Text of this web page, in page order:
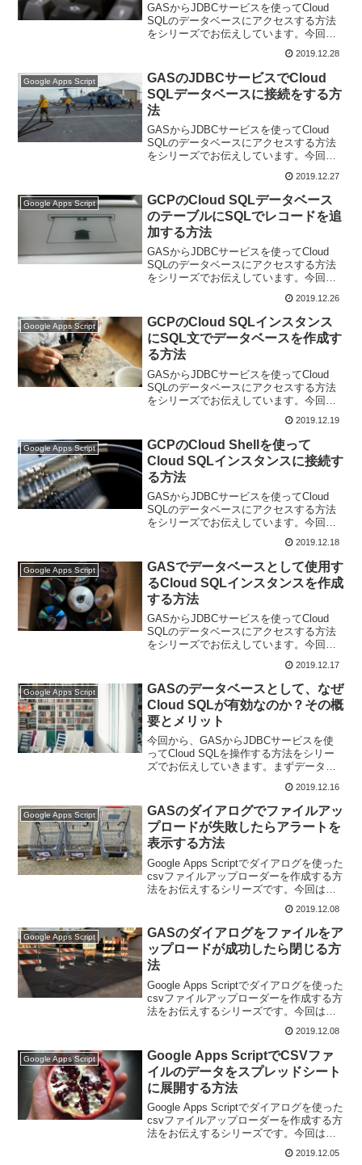
GASからJDBCサービスを使ってCloud
SQLのデータベースにアクセスする方法
をシリーズでお伝えしています。今回
ータベースにクエリを実行する方法で
す。
2019.12.28
Google Apps Script
GASのJDBCサービスでCloud
SQLデータベースに接続をする方
法
GASからJDBCサービスを使ってCloud
SQLのデータベースにアクセスする方法
をシリーズでお伝えしています。今回
に接続をして、その接続を確認していき
ます。
2019.12.27
Google Apps Script
GCPのCloud SQLデータベース
のテーブルにSQLでレコードを追
加する方法
GASからJDBCサービスを使ってCloud
SQLのデータベースにアクセスする方法
をシリーズでお伝えしています。今回
ーブルにSQLでレコードを追加する方法
です。
2019.12.26
Google Apps Script
GCPのCloud SQLインスタンス
にSQL文でデータベースを作成す
る方法
GASからJDBCサービスを使ってCloud
SQLのデータベースにアクセスする方法
をシリーズでお伝えしています。今回は
でデータベースを作成する方法です。
2019.12.19
Google Apps Script
GCPのCloud Shellを使って
Cloud SQLインスタンスに接続す
る方法
GASからJDBCサービスを使ってCloud
SQLのデータベースにアクセスする方法
をシリーズでお伝えしています。今回
SQLインスタンスに接続する方法で
す。。
2019.12.18
Google Apps Script
GASでデータベースとして使用す
るCloud SQLインスタンスを作成
する方法
GASからJDBCサービスを使ってCloud
SQLのデータベースにアクセスする方法
をシリーズでお伝えしています。今回
Cloud SQLインスタンスを作成する方法
です。
2019.12.17
Google Apps Script
GASのデータベースとして、なぜ
Cloud SQLが有効なのか？その概
要とメリット
今回から、GASからJDBCサービスを使
ってCloud SQLを操作する方法をシリー
ズでお伝えしていきます。まずデータベ
か？その概要とメリットについてお伝え
します。
2019.12.16
Google Apps Script
GASのダイアログでファイルアッ
プロードが失敗したらアラートを
表示する方法
Google Apps Scriptでダイアログを使った
csvファイルアップローダーを作成する方
法をお伝えするシリーズです。今回は
ドが失敗したらアラートを表示する方法
です。
2019.12.08
Google Apps Script
GASのダイアログをファイルをア
ップロードが成功したら閉じる方
法
Google Apps Scriptでダイアログを使った
csvファイルアップローダーを作成する方
法をお伝えするシリーズです。今回は、
ードが成功したら閉じる方法です。2019.12.08
Google Apps Script
Google Apps ScriptでCSVファ
イルのデータをスプレッドシート
に展開する方法
Google Apps Scriptでダイアログを使った
csvファイルアップローダーを作成する方
法をお伝えするシリーズです。今回は、
GASでCSVファイルをスプレッドシート
2019.12.05